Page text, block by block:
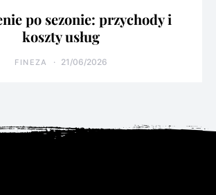
po sezonie: przychody i
koszty usług
FINEZA 21/06/2026